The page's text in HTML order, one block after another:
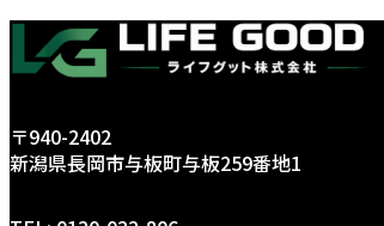
〒940-2402
新潟県長岡市与板町与板259番地1